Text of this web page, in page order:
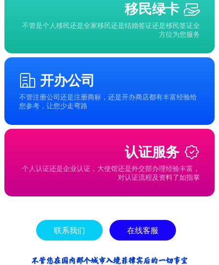
移民绿卡
不管是个人移民还是全家移民还是结婚签证还是移民签证全
方位为您服务
开办公司
不管注册公司还是注册商标，还是开办商店都有丰富经验给
您参考，让您少走弯路
认证服务
个人认证还是企业认证，大使馆还是外交部办理经验丰富，
对认证流程及资料了如指掌
联系我们 在线客服